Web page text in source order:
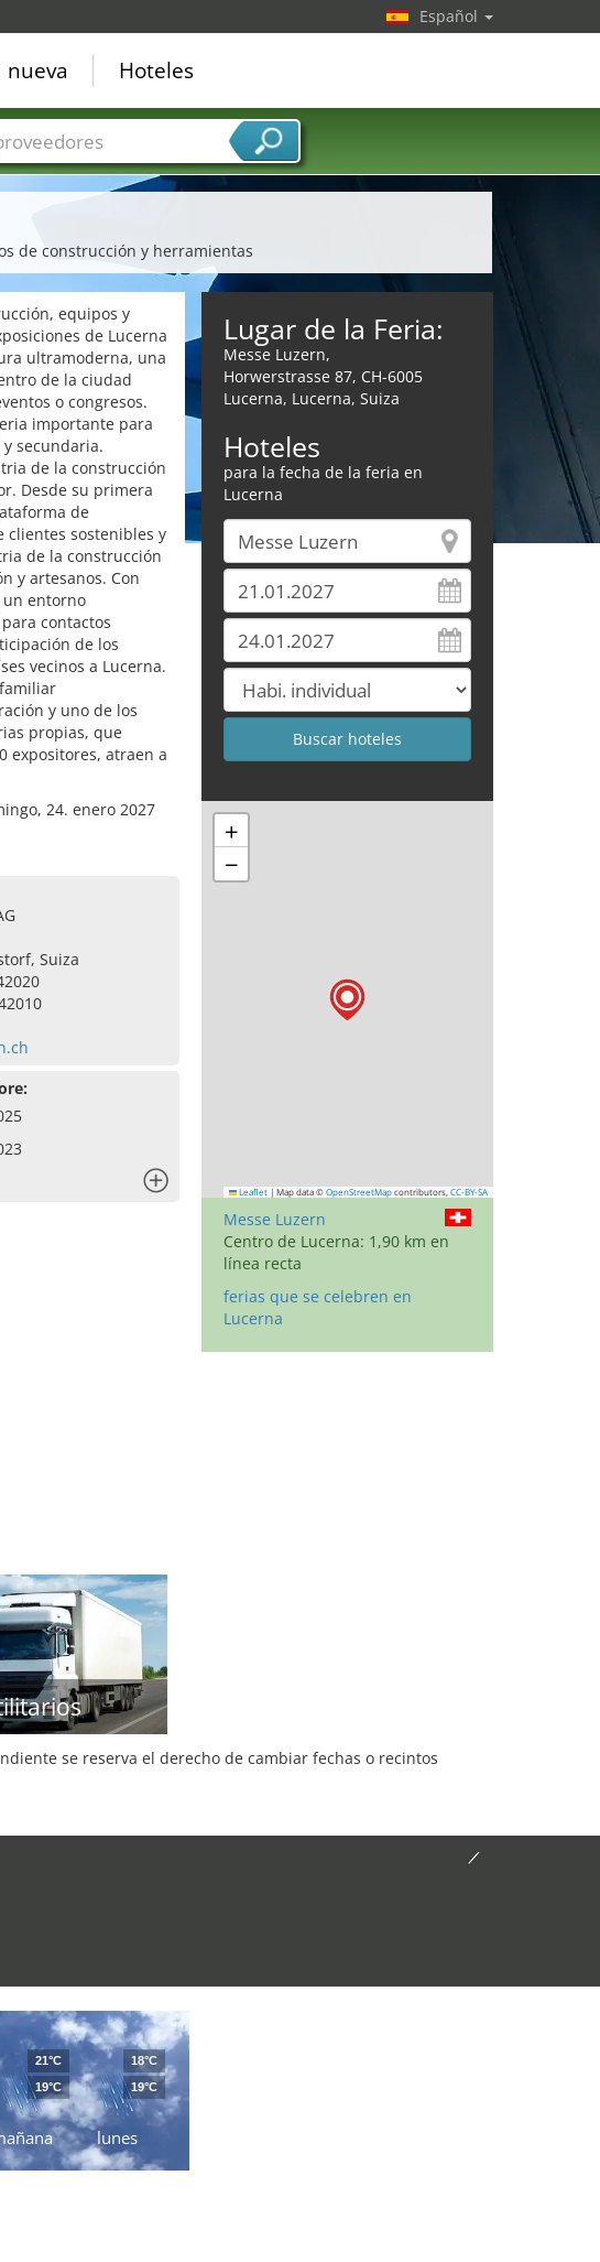
de construcción y herramientas
equipos y
de Lucerna
ultramoderna, una
de la ciudad
o congresos.
importante para
secundaria.
de la construcción
Desde su primera
de
clientes sostenibles y
de la construcción
y artesanos. Con
un entorno
contactos
de los
vecinos a Lucerna.
y uno de los
propias, que
expositores, atraen a
24. enero 2027
Suiza
Lugar de la Feria:
Messe Luzern,
Horwerstrasse 87, CH-6005
Lucerna, Lucerna, Suiza
Hoteles
para la fecha de la feria en
Lucerna
+
−
Leaflet | Map data © OpenStreetMap contributors, CC-BY-SA
Messe Luzern
Centro de Lucerna: 1,90 km en
línea recta
ferias que se celebren en
Lucerna
se reserva el derecho de cambiar fechas o recintos
21°C
19°C
lunes
18°C
19°C
Español
Hoteles
de proveedor de servicios